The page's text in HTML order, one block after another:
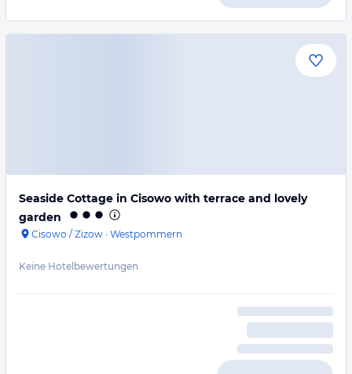
Seaside Cottage in Cisowo with terrace and lovely
garden
Cisowo / Zizow · Westpommern
Keine Hotelbewertungen